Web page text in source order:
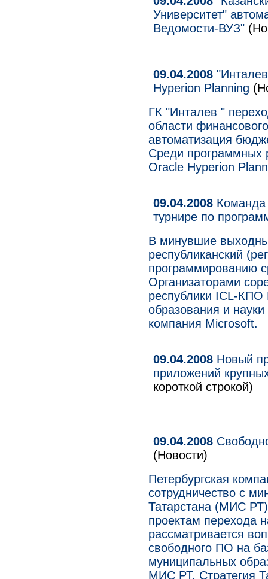
Университет"
Ведомости-ВУЗ"
09.04.2008
Hyperion Planning
ГК "Инталев "
области
автоматизация
Среди программных
Oracle Hyperion
09.04.2008 Команда
турнире по
В минувшие
республиканский
программированию
Организаторами
республики ICL-КПО
образования и
компания Microsoft.
09.04.2008 Новый
приложений
короткой строкой)
09.04.2008
(Новости)
Петербургская
сотрудничество с
Татарстана (МИС РТ)
проектам перехода
рассматривается
свободного ПО на
муниципальных
МИС РТ. Стратегия